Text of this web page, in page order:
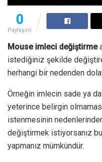
0
Paylaşım
Mouse imleci değiştirme
istediğiniz şekilde
herhangi bir nedenden
Örneğin imlecin sade ya
yeterince belirgin
istenmesinin
değiştirmek istiyorsanız
yapmanız mümkündür.